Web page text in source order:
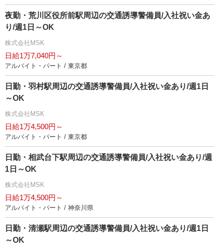
夜勤・荒川区役所前駅周辺の交通誘導警備員/入社祝い金あ
り/週1日～OK
株式会社MSK
日給1万7,040円～
アルバイト・パート / 東京都
日勤・羽村駅周辺の交通誘導警備員/入社祝い金あり/週1日
～OK
株式会社MSK
日給1万4,500円～
アルバイト・パート / 東京都
日勤・相武台下駅周辺の交通誘導警備員/入社祝い金あり/週
1日～OK
株式会社MSK
日給1万4,500円～
アルバイト・パート / 神奈川県
日勤・清瀬駅周辺の交通誘導警備員/入社祝い金あり/週1日
～OK